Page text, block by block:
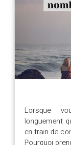
Lorsque
longuement
en train de
Pourquoi